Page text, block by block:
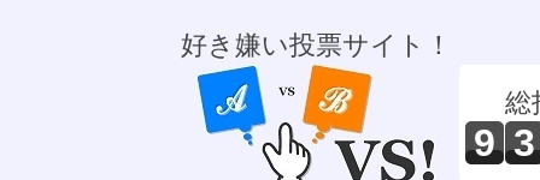
好き嫌い投票サイト！
総
9 3